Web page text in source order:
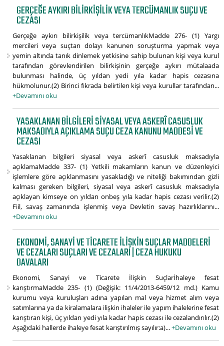
GERÇEĞE AYKIRI BILIRKIŞILIK VEYA TERCÜMANLIK SUÇU VE
CEZASI
Gerçeğe aykırı bilirkişilik veya tercümanlıkMadde 276- (1) Yargı
mercileri veya suçtan dolayı kanunen soruşturma yapmak veya
yemin altında tanık dinlemek yetkisine sahip bulunan kişi veya kurul
tarafından görevlendirilen bilirkişinin gerçeğe aykırı mütalaada
bulunması halinde, üç yıldan yedi yıla kadar hapis cezasına
hükmolunur.(2) Birinci fıkrada belirtilen kişi veya kurullar tarafından...
+Devamını oku
YASAKLANAN BILGILERI SIYASAL VEYA ASKERÎ CASUSLUK
MAKSADIYLA AÇIKLAMA SUÇU CEZA KANUNU MADDESI VE
CEZASI
Yasaklanan bilgileri siyasal veya askerî casusluk maksadıyla
açıklamaMadde 337- (1) Yetkili makamların kanun ve düzenleyici
işlemlere göre açıklanmasını yasakladığı ve niteliği bakımından gizli
kalması gereken bilgileri, siyasal veya askerî casusluk maksadıyla
açıklayan kimseye on yıldan onbeş yıla kadar hapis cezası verilir.(2)
Fiil, savaş zamanında işlenmiş veya Devletin savaş hazırlıklarını...
+Devamını oku
EKONOMI, SANAYI VE TICARETE İLIŞKIN SUÇLAR MADDELERI
VE CEZALARI SUÇLARI VE CEZALARI | CEZA HUKUKU
DAVALARI
Ekonomi, Sanayi ve Ticarete İlişkin Suçlarİhaleye fesat
karıştırmaMadde 235- (1) (Değişik: 11/4/2013-6459/12 md.) Kamu
kurumu veya kuruluşları adına yapılan mal veya hizmet alım veya
satımlarına ya da kiralamalara ilişkin ihaleler ile yapım ihalelerine fesat
karıştıran kişi, üç yıldan yedi yıla kadar hapis cezası ile cezalandırılır.(2)
Aşağıdaki hallerde ihaleye fesat karıştırılmış sayılır:a)...+Devamını oku